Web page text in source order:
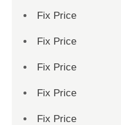
Fix Price
Fix Price
Fix Price
Fix Price
Fix Price